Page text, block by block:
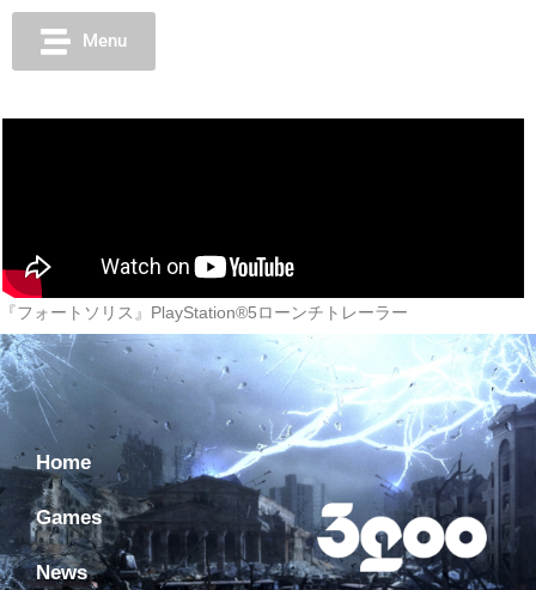
Menu
『フォートソリス』PlayStation®5ローンチトレーラー
Home
Games
News